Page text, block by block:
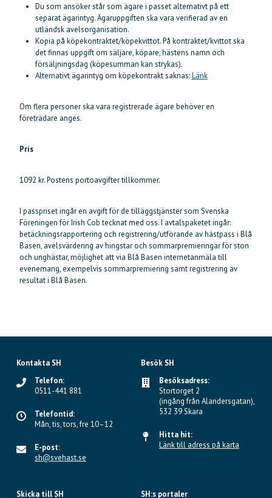
Du som ansöker står som ägare i passet alternativt på ett
separat ägarintyg. Ägaruppgiften ska vara verifierad av en
utländsk avelsorganisation.
Kopia på köpekontraktet/köpekvittot. På kontraktet/kvittot ska
det finnas uppgift om säljare, köpare, hästens namn och
försäljningsdag (köpesumman kan strykas).
Alternativt ägarintyg om köpekontrakt saknas:Länk
Om flera personer ska vara registrerade ägare behöver en
företrädare anges.
Pris
1092 kr. Postens portoavgifter tillkommer.
I passpriset ingår en avgift för de tilläggstjänster som Svenska
Föreningen för Irish Cob tecknat med oss. I avtalspaketet ingår:
betäckningsrapportering och registrering/utförande av hästpass i Blå
Basen, avelsvärdering av hingstar och sommarpremieringar för ston
och unghästar, möjlighet att via Blå Basen internetanmäla till
evenemang, exempelvis sommarpremiering samt registrering av
resultat i Blå Basen.
Kontakta SH
Telefon:
0511-441 881
Telefontid:
Mån, tis, tors, fre 10–12
E-post:
sh@svehast.se
Besök SH
Besöksadress:
Stortorget 2
(ingång från Alandersgatan),
532 39 Skara
Hitta hit:
Länk till adress på karta
Skicka till SH SH:s portaler